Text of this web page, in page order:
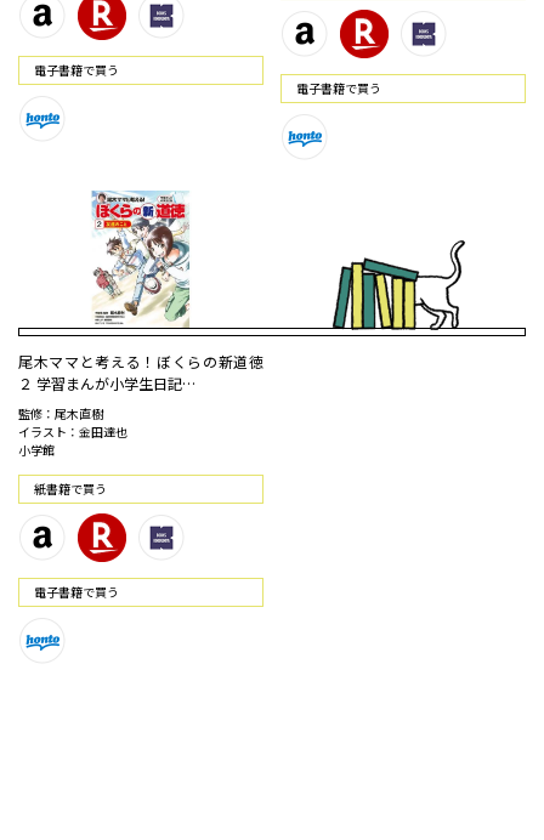
電⼦書籍で買う
電⼦書籍で買う
尾木ママと考える！ぼくらの新道徳
２ 学習まんが小学生日記…
監修：尾木直樹
イラスト：金田達也
小学館
紙書籍で買う
電⼦書籍で買う